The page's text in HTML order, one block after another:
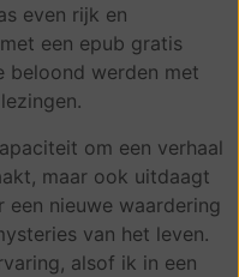
even rijk en
een epub gratis
beloond werden met
om een verhaal
maar ook uitdaagt
nieuwe waardering
van het leven.
alsof ik in een